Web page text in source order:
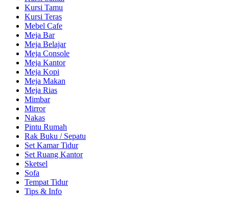
Kursi Tamu
Kursi Teras
Mebel Cafe
Meja Bar
Meja Belajar
Meja Console
Meja Kantor
Meja Kopi
Meja Makan
Meja Rias
Mimbar
Mirror
Nakas
Pintu Rumah
Rak Buku / Sepatu
Set Kamar Tidur
Set Ruang Kantor
Sketsel
Sofa
Tempat Tidur
Tips & Info